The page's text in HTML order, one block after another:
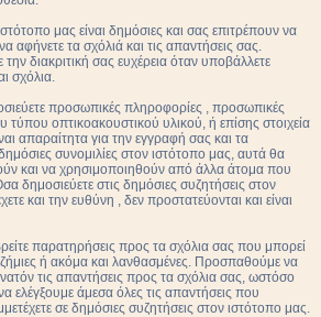
μας είναι δημόσιες και σας επιτρέπουν να
αφήνετε τα σχόλιά και τις απαντήσεις σας.
την διακριτική σας ευχέρεια όταν υποβάλλετε
σχόλια.
προσωπικές πληροφορίες , προσωπικές
οπτικοακουστικού υλικού, ή επίσης στοιχεία
απαραίτητα για την εγγραφή σας και τα
συνομιλίες στον ιστότοπο μας, αυτά θα
και να χρησιμοποιηθούν από άλλα άτομα που
δημοσιεύετε στις δημόσιες συζητήσεις στον
και την ευθύνη , δεν προστατεύονται και είναι
παρατηρήσεις προς τα σχόλια σας που μπορεί
ή ακόμα και λανθασμένες. Προσπαθούμε να
τις απαντήσεις προς τα σχόλια σας, ωστόσο
ελέγξουμε άμεσα όλες τις απαντήσεις που
σε δημόσιες συζητήσεις στον ιστότοπο μας.